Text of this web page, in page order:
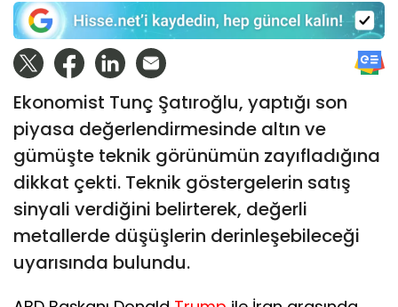
Ekonomist Tunç Şatıroğlu, yaptığı son
piyasa değerlendirmesinde altın ve
gümüşte teknik görünümün zayıfladığına
dikkat çekti. Teknik göstergelerin satış
sinyali verdiğini belirterek, değerli
metallerde düşüşlerin derinleşebileceği
uyarısında bulundu.